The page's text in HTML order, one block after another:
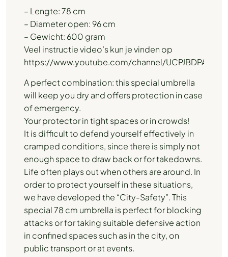
– Lengte: 78 cm
– Diameter open: 96 cm
– Gewicht: 600 gram
Veel instructie video’s kun je vinden op
https://www.youtube.com/channel/
A perfect combination: this special umbrella
will keep you dry and offers protection in case
of emergency.
Your protector in tight spaces or in crowds!
It is difficult to defend yourself effectively in
cramped conditions, since there is simply not
enough space to draw back or for takedowns.
Life often plays out when others are around. In
order to protect yourself in these situations,
we have developed the “City-Safety”. This
special 78 cm umbrella is perfect for blocking
attacks or for taking suitable defensive action
in confined spaces such as in the city, on
public transport or at events.